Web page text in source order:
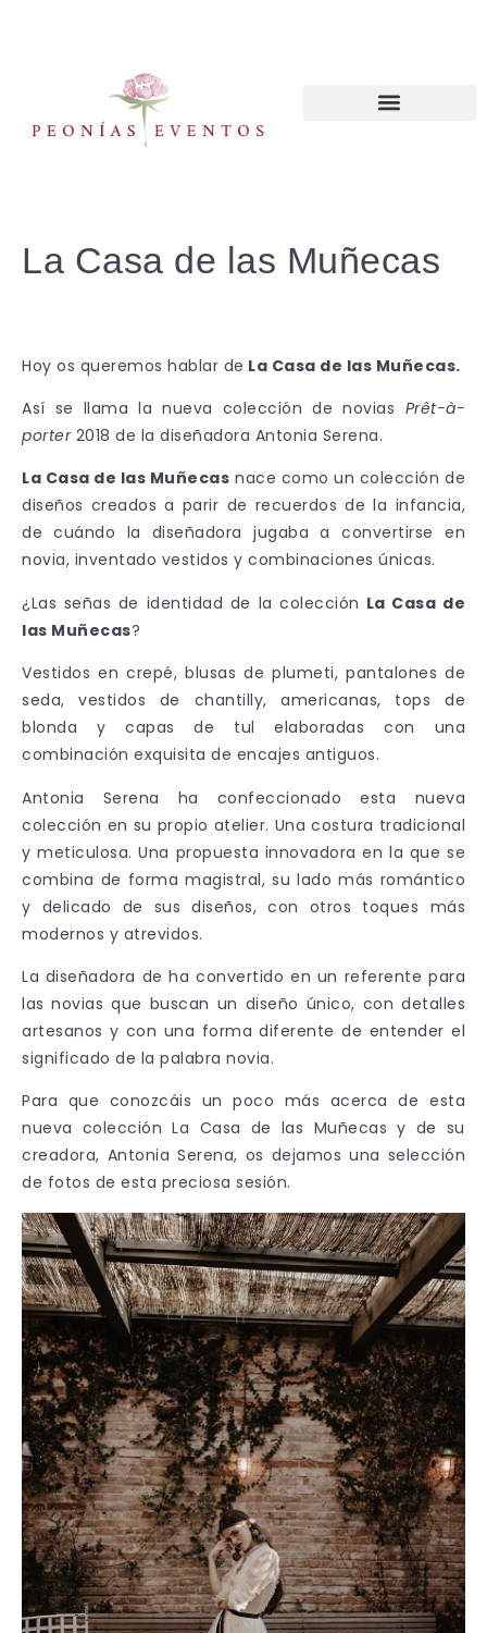
La Casa de las Muñecas
Hoy os queremos hablar de La Casa de las Muñecas.
Así se llama la nueva colección de novias Prêt-à-
porter2018 de la diseñadora Antonia Serena.
La Casa de las Muñecas nace como un colección de
diseños creados a parir de recuerdos de la infancia,
de cuándo la diseñadora jugaba a convertirse en
novia, inventado vestidos y combinaciones únicas.
¿Las señas de identidad de la colección La Casa de
las Muñecas?
Vestidos en crepé, blusas de plumeti, pantalones de
seda, vestidos de chantilly, americanas, tops de
blonda y capas de tul elaboradas con una
combinación exquisita de encajes antiguos.
Antonia Serena ha confeccionado esta nueva
colección en su propio atelier. Una costura tradicional
y meticulosa. Una propuesta innovadora en la que se
combina de forma magistral, su lado más romántico
y delicado de sus diseños, con otros toques más
modernos y atrevidos.
La diseñadora de ha convertido en un referente para
las novias que buscan un diseño único, con detalles
artesanos y con una forma diferente de entender el
significado de la palabra novia.
Para que conozcáis un poco más acerca de esta
nueva colección La Casa de las Muñecas y de su
creadora, Antonia Serena, os dejamos una selección
de fotos de esta preciosa sesión.